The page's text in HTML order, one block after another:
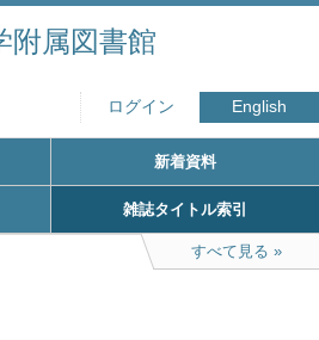
附属図書館
ログイン English
新着資料
雑誌タイトル索引
すべて見る